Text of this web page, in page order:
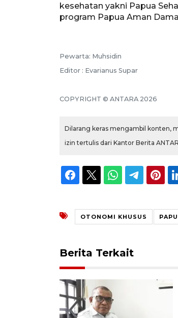
kesehatan yakni Papua
program Papua Aman
Pewarta: Muhsidin
Editor : Evarianus Supar
COPYRIGHT © ANTARA 2026
Dilarang keras mengambil konten,
izin tertulis dari Kantor Berita
OTONOMI KHUSUS
Berita Terkait